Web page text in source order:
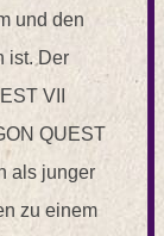
und den
ist. Der
VII
QUEST
als junger
zu einem